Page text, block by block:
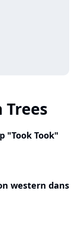
Trees
"Took Took"
western dans